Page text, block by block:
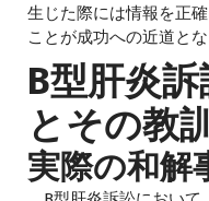
生じた際には情報を正
ことが成功への近道とな
B型肝炎
とその教訓
実際の和解